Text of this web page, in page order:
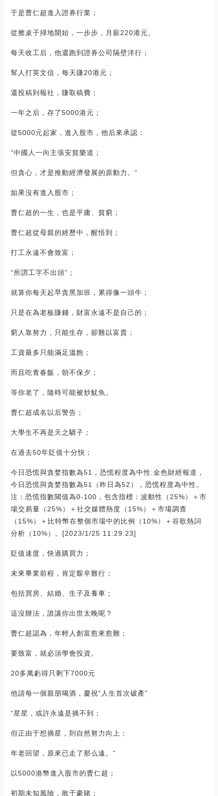
于是曹仁超進入證券行業；
從擦桌子掃地開始，一步步，月薪220港元。
每天收工后，他還跑到證券公司隔壁洋行；
幫人打英文信，每天賺20港元；
還投稿到報社，賺取稿費；
一年之后，存了5000港元；
從5000元起家，進入股市，他后來承認：
“中國人一向主張安貧樂道；
但貪心，才是推動經濟發展的原動力。”
如果沒有進入股市；
曹仁超的一生，也是平庸、貧窮；
曹仁超從母親的經歷中，醒悟到；
打工永遠不會致富；
“所謂工字不出頭”；
就算你每天起早貪黑加班，累得像一頭牛；
只是在為老板賺錢，財富永遠不是自己的；
窮人靠努力，只能生存，卻難以富貴；
工資最多只能滿足溫飽；
而且吃青春飯，朝不保夕；
等你老了，隨時可能被炒魷魚。
曹仁超成名以后警告；
大學生不再是天之驕子；
在過去50年貶值十分快；
今日恐慌與貪婪指數為51，恐慌程度為中性:金色財經報道，
今日恐慌與貪婪指數為51（昨日為52），恐慌程度為中性。
注：恐慌指數閾值為0-100，包含指標：波動性（25%）＋市
場交易量（25%）＋社交媒體熱度（15%）＋市場調查
（15%）＋比特幣在整個市場中的比例（10%）＋谷歌熱詞
分析（10%）。[2023/1/25 11:29:23]
貶值速度，快過購買力；
未來畢業前程，肯定艱辛難行；
包括買房、結婚、生子及養車；
這沒辦法，誰讓你出世太晚呢？
曹仁超認為，年輕人創富愈來愈難；
要致富，就必須學會投資。
20多萬虧得只剩下7000元
他請每一個親朋喝酒，慶祝“人生首次破產”
“星星，或許永遠是摘不到；
但正由于想摘星，則自然努力向上；
年老回望，原來已走了那么遠。”
以5000港幣進入股市的曹仁超；
初期未知風險，敢于豪賭；